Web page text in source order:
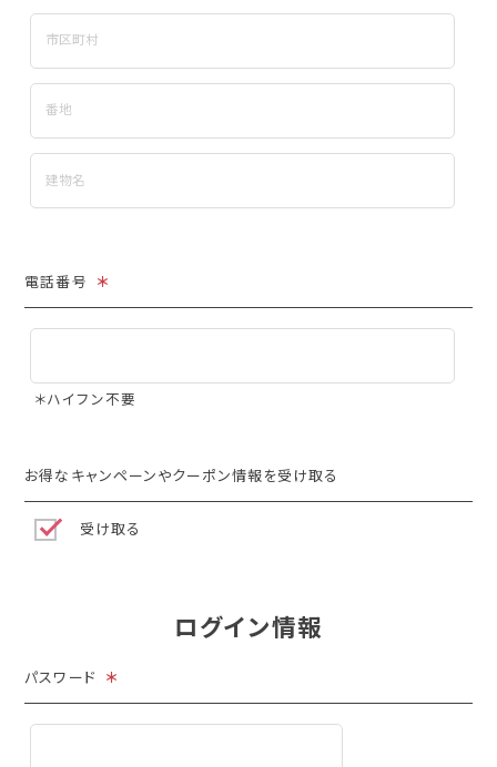
電話番号 ＊
＊ハイフン不要
お得なキャンペーンやクーポン情報を受け取る
受け取る
ログイン情報
パスワード ＊